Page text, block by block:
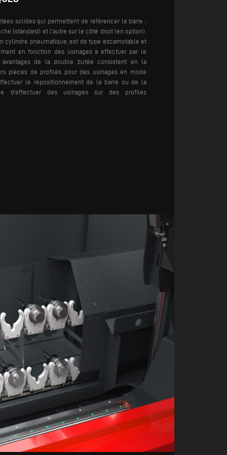
solides qui permettent de référencer la barre ;
(standard) et l'autre sur le côté droit (en option).
cylindre pneumatique, est de type escamotable et
en fonction des usinages à effectuer par le
de la double butée consistent en la
pièces de profilés pour des usinages en mode
le repositionnement de la barre ou de la
d'effectuer des usinages sur des profilés